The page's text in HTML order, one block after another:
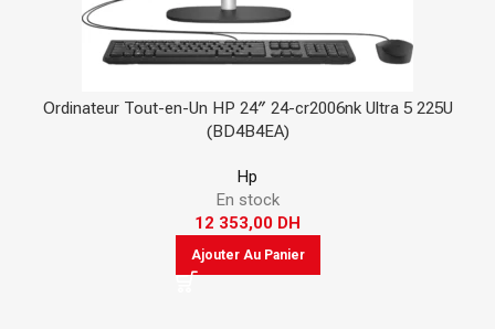
Ordinateur Tout-en-Un HP 24″ 24-cr2006nk Ultra 5 225U
(BD4B4EA)
Hp
En stock
12 353,00 DH
Ajouter Au Panier